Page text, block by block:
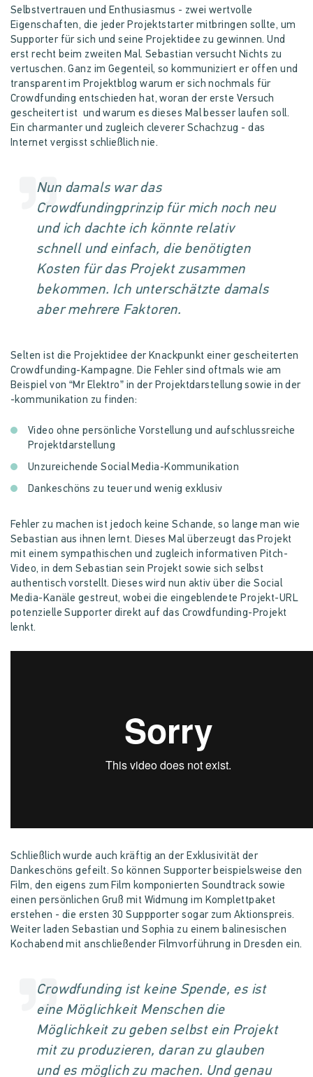
Selbstvertrauen und Enthusiasmus - zwei wertvolle
Eigenschaften, die jeder Projektstarter mitbringen sollte, um
Supporter für sich und seine Projektidee zu gewinnen. Und
erst recht beim zweiten Mal. Sebastian versucht Nichts zu
vertuschen. Ganz im Gegenteil, so kommuniziert er offen und
transparent im Projektblog warum er sich nochmals für
Crowdfunding entschieden hat, woran der erste Versuch
gescheitert ist und warum es dieses Mal besser laufen soll.
Ein charmanter und zugleich cleverer Schachzug - das
Internet vergisst schließlich nie.
Nun damals war das
Crowdfundingprinzip für mich noch neu
und ich dachte ich könnte relativ
schnell und einfach, die benötigten
Kosten für das Projekt zusammen
bekommen. Ich unterschätzte damals
aber mehrere Faktoren.
Selten ist die Projektidee der Knackpunkt einer gescheiterten
Crowdfunding-Kampagne. Die Fehler sind oftmals wie am
Beispiel von “Mr Elektro” in der Projektdarstellung sowie in der
-kommunikation zu finden:
Video ohne persönliche Vorstellung und aufschlussreiche
Projektdarstellung
Unzureichende Social Media-Kommunikation
Dankeschöns zu teuer und wenig exklusiv
Fehler zu machen ist jedoch keine Schande, so lange man wie
Sebastian aus ihnen lernt. Dieses Mal überzeugt das Projekt
mit einem sympathischen und zugleich informativen Pitch-
Video, in dem Sebastian sein Projekt sowie sich selbst
authentisch vorstellt. Dieses wird nun aktiv über die Social
Media-Kanäle gestreut, wobei die eingeblendete Projekt-URL
potenzielle Supporter direkt auf das Crowdfunding-Projekt
lenkt.
Schließlich wurde auch kräftig an der Exklusivität der
Dankeschöns gefeilt. So können Supporter beispielsweise den
Film, den eigens zum Film komponierten Soundtrack sowie
einen persönlichen Gruß mit Widmung im Komplettpaket
erstehen - die ersten 30 Suppporter sogar zum Aktionspreis.
Weiter laden Sebastian und Sophia zu einem balinesischen
Kochabend mit anschließender Filmvorführung in Dresden ein.
Crowdfunding ist keine Spende, es ist
eine Möglichkeit Menschen die
Möglichkeit zu geben selbst ein Projekt
mit zu produzieren, daran zu glauben
und es möglich zu machen. Und genau